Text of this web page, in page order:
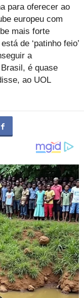
para oferecer ao
europeu com
mais forte
de ‘patinho feio’
a
é quase
ao UOL